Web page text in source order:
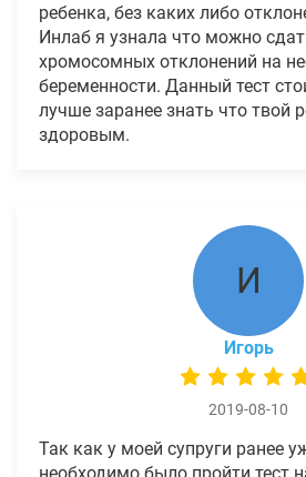
ребенка, без каких либо
Инлаб я узнала что можно
хромосомных отклонений на
беременности. Данный тест
лучше заранее знать что твой
здоровым.
И
Игорь
2019-08-10
Так как у моей супруги ранее
необходимо было пройти тест